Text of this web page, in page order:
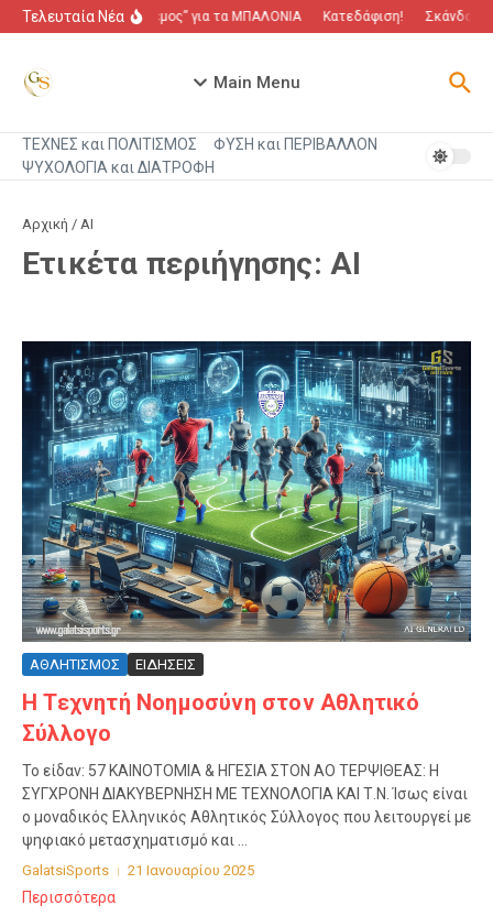
Μετάβαση στο περιεχόμενο
Τελευταία Νέα“Πόλεμος” για τα ΜΠΑΛΟΝΙΑ Κατεδάφιση! Σκάνδαλο
Main Menu
ΤΕΧΝΕΣ και ΠΟΛΙΤΙΣΜΟΣ
ΦΥΣΗ και ΠΕΡΙΒΑΛΛΟΝ
ΨΥΧΟΛΟΓΙΑ και ΔΙΑΤΡΟΦΗ
Αρχική / ΑΙ
Ετικέτα περιήγησης: ΑΙ
ΑΘΛΗΤΙΣΜΟΣ ΕΙΔΗΣΕΙΣ
Η Τεχνητή Νοημοσύνη στον Αθλητικό
Σύλλογο
Το είδαν: 57 ΚΑΙΝΟΤΟΜΙΑ & ΗΓΕΣΙΑ ΣΤΟΝ ΑΟ ΤΕΡΨΙΘΕΑΣ: Η
ΣΥΓΧΡΟΝΗ ΔΙΑΚΥΒΕΡΝΗΣΗ ΜΕ ΤΕΧΝΟΛΟΓΙΑ ΚΑΙ Τ.Ν. Ίσως είναι
ο μοναδικός Ελληνικός Αθλητικός Σύλλογος που λειτουργεί με
ψηφιακό μετασχηματισμό και ...
GalatsiSports 21 Ιανουαρίου 2025
Περισσότερα